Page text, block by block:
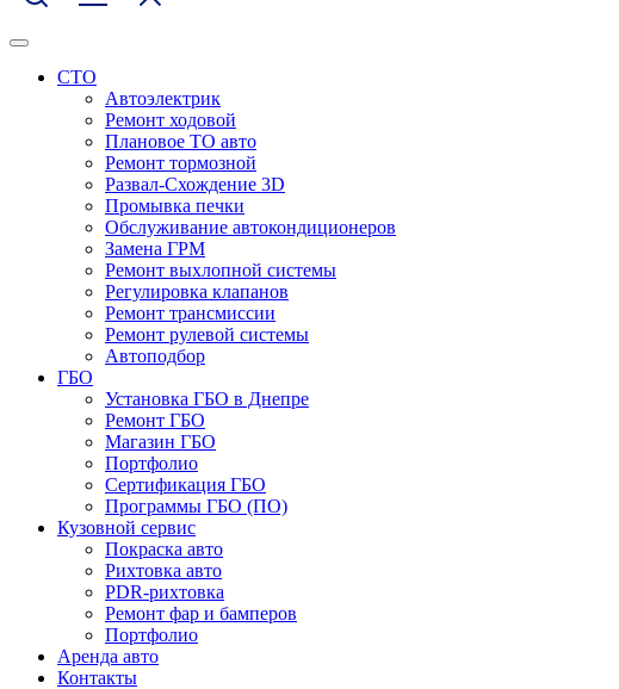
СТО
Автоэлектрик
Ремонт ходовой
Плановое ТО авто
Ремонт тормозной
Развал-Схождение 3D
Промывка печки
Обслуживание автокондиционеров
Замена ГРМ
Ремонт выхлопной системы
Регулировка клапанов
Ремонт трансмиссии
Ремонт рулевой системы
Автоподбор
ГБО
Установка ГБО в Днепре
Ремонт ГБО
Магазин ГБО
Портфолио
Сертификация ГБО
Программы ГБО (ПО)
Кузовной сервис
Покраска авто
Рихтовка авто
PDR-рихтовка
Ремонт фар и бамперов
Портфолио
Аренда авто
Контакты